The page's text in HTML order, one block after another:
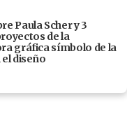
Paula Scher y 3
de la
gráfica símbolo de la
diseño